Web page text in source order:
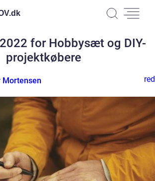
dk
for Hobbysæt og DIY-
projektkøbere
Mortensen